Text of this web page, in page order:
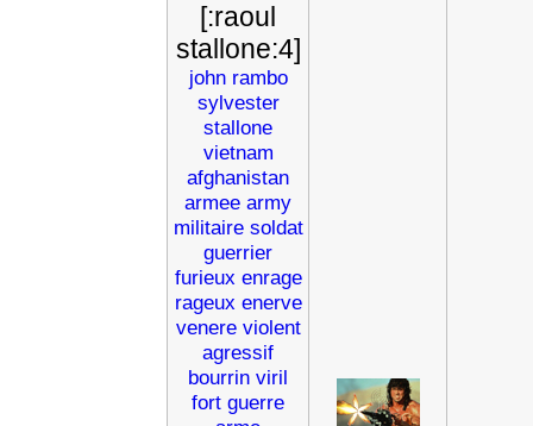
[:raoul
stallone:4]
john rambo
sylvester
stallone
vietnam
afghanistan
armee army
militaire soldat
guerrier
furieux enrage
rageux enerve
venere violent
agressif
bourrin viril
fort guerre